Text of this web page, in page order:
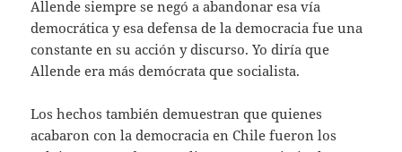
Allende siempre se negó a abandonar esa vía
democrática y esa defensa de la democracia fue una
constante en su acción y discurso. Yo diría que
Allende era más demócrata que socialista.
Los hechos también demuestran que quienes
acabaron con la democracia en Chile fueron los